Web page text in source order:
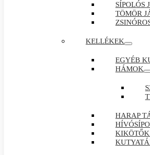
SÍPOLÓS
TÖMÖR
KELLÉKEK
EGYÉB
HÁMOK
HARAP